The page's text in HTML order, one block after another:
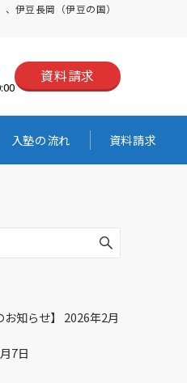
伊豆長岡（伊豆の国）
資料請求
入塾の流れ 資料請求
知らせ】
2026年2月
7日